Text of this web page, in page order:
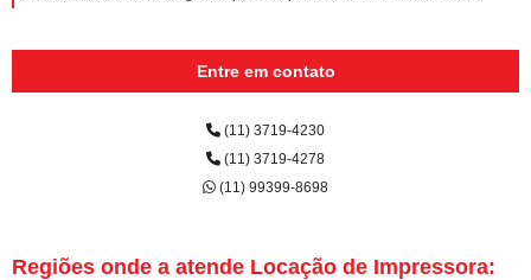
Entre em contato
(11) 3719-4230
(11) 3719-4278
(11) 99399-8698
Regiões onde a atende Locação de Impressora: